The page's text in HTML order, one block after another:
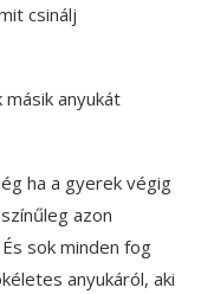
csinálj
másik anyukát
ha a gyerek végig
azon
sok minden fog
anyukáról, aki